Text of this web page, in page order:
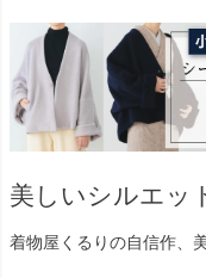
美しいシルエッ
着物屋くるりの自信作、